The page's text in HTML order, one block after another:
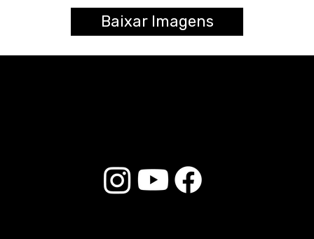
Baixar Imagens